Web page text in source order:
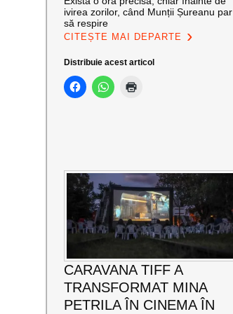
ivirea zorilor, când Munții Șureanu par
să respire
CITEȘTE MAI DEPARTE
Distribuie acest articol
CARAVANA TIFF A
TRANSFORMAT MINA
PETRILA ÎN CINEMA ÎN